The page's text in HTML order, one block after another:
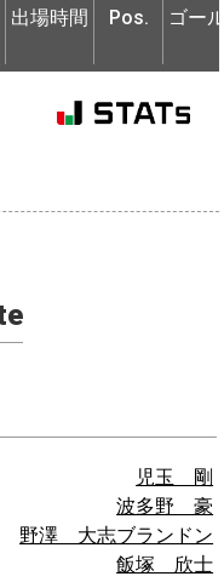
出場時間 Pos. ゴー
児玉 剛
波多野 豪
野澤 大志ブランドン
飯塚 欣士